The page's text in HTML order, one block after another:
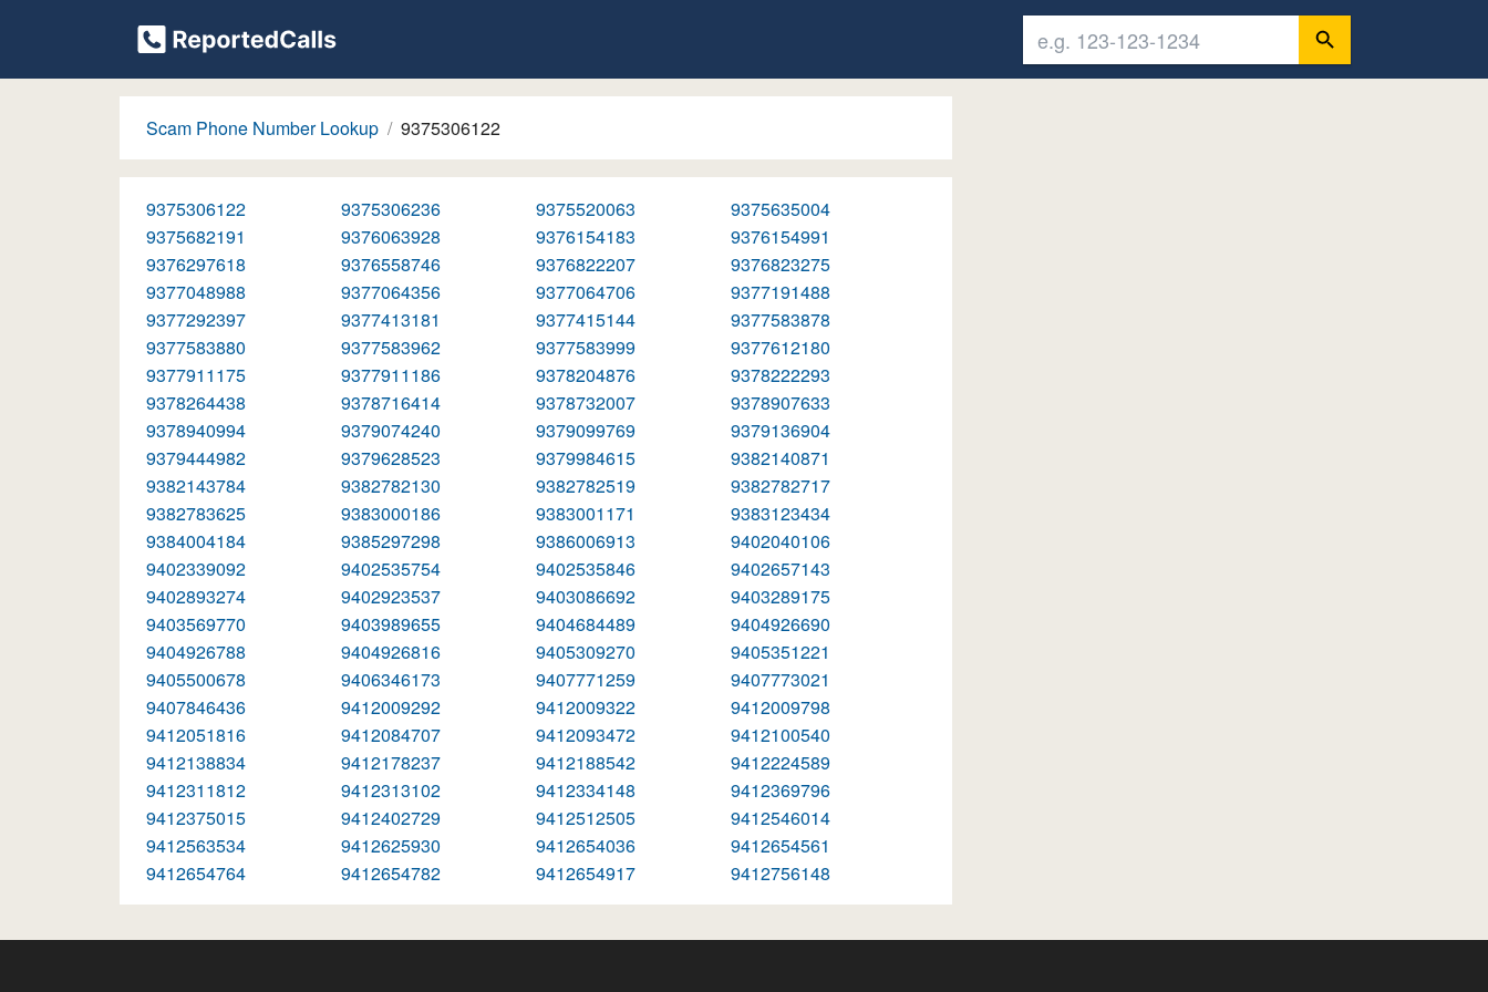
Scam Phone Number Lookup 9375306122
9375306122 9375306236 9375520063
9375635004
9375682191
9376063928 9376154183
9376154991
9376297618
9376558746 9376822207
9376823275
9377048988
9377064356 9377064706
9377191488
9377292397
9377413181 9377415144
9377583878
9377583880
9377583962 9377583999
9377612180
9377911175
9377911186 9378204876
9378222293
9378264438
9378716414 9378732007
9378907633
9378940994
9379074240 9379099769
9379136904
9379444982
9379628523 9379984615
9382140871
9382143784
9382782130 9382782519
9382782717
9382783625
9383000186 9383001171
9383123434
9384004184
9385297298 9386006913
9402040106
9402339092
9402535754 9402535846
9402657143
9402893274
9402923537 9403086692
9403289175
9403569770
9403989655 9404684489
9404926690
9404926788
9404926816 9405309270
9405351221
9405500678
9406346173 9407771259
9407773021
9407846436
9412009292 9412009322
9412009798
9412051816
9412084707 9412093472
9412100540
9412138834
9412178237 9412188542
9412224589
9412311812
9412313102 9412334148
9412369796
9412375015
9412402729 9412512505
9412546014
9412563534
9412625930 9412654036
9412654561
9412654764
9412654782 9412654917 9412756148